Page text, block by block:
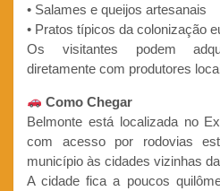
• Salames e queijos artesanais
• Pratos típicos da colonização
Os visitantes podem
diretamente com produtores
Como Chegar
Belmonte está localizada no
com acesso por rodovias
município às cidades vizinhas
A cidade fica a poucos